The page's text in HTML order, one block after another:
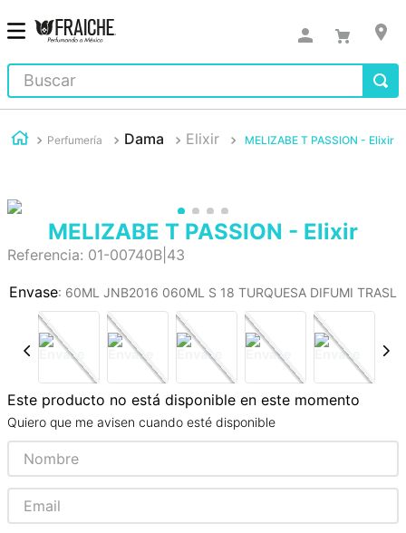
Buscar
Perfumería Dama Elixir MELIZABE T PASSION - Elixir
MELIZABE T PASSION - Elixir
Referencia: 01-00740B|43
: 60ML JNB2016 060ML S 18 TURQUESA DIFUMI TRASL
Este producto no está disponible en este momento
Quiero que me avisen cuando esté disponible